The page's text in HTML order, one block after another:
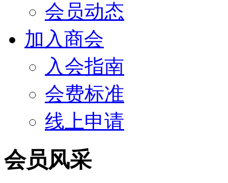
会员动态
加入商会
入会指南
会费标准
线上申请
会员风采